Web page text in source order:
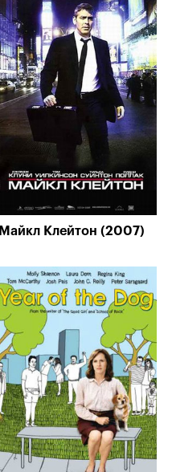
Майкл Клейтон (2007)